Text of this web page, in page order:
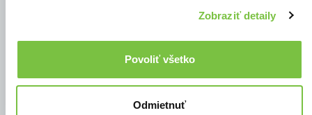
Zobraziť detaily
Povoliť všetko
Odmietnuť